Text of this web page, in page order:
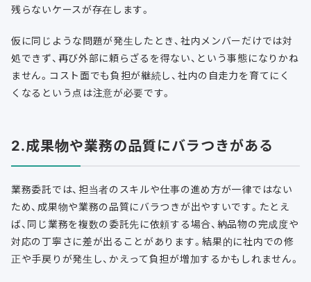
残らないケースが存在します。
仮に同じような問題が発生したとき、社内メンバーだけでは対
処できず、再び外部に頼らざるを得ない、という事態になりかね
ません。コスト面でも負担が継続し、社内の自走力を育てにく
くなるという点は注意が必要です。
2.成果物や業務の品質にバラつきがある
業務委託では、担当者のスキルや仕事の進め方が一律ではない
ため、成果物や業務の品質にバラつきが出やすいです。たとえ
ば、同じ業務を複数の委託先に依頼する場合、納品物の完成度や
対応の丁寧さに差が出ることがあります。結果的に社内での修
正や手戻りが発生し、かえって負担が増加するかもしれません。